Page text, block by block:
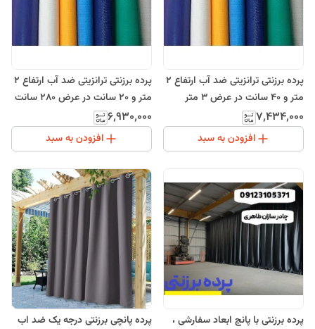
پرده برزنتی ترانزیتی ضد آب ارتفاع 2
متر و 40 سانت در عرض 3 متر
۷٬۴۳۴٬۰۰۰
افزودن به سبد
پرده برزنتی ترانزیتی ضد آب ارتفاع 2
متر و 20 سانت در عرض 280 سانت
۶٬۹۳۰٬۰۰۰
افزودن به سبد
پرده برزنتی با پانچ ابعاد سفارشی ،
پرده پانچی برزنتی درجه یک ضد اب